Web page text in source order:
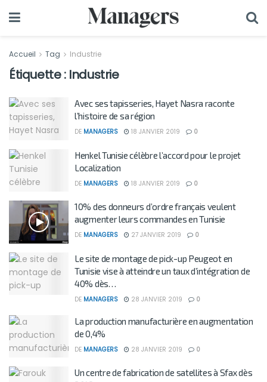
Accueil Tag Industrie
Étiquette : Industrie
Avec ses tapisseries, Hayet Nasra raconte
l’histoire de sa région
DE MANAGERS 18 JANVIER 2019 0
Henkel Tunisie célèbre l’accord pour le projet
Localization
DE MANAGERS 18 JANVIER 2019 0
10% des donneurs d’ordre français veulent
augmenter leurs commandes en Tunisie
DE MANAGERS 27 JANVIER 2019 0
Le site de montage de pick-up Peugeot en
Tunisie vise à atteindre un taux d’intégration de
40% dès…
DE MANAGERS 28 JANVIER 2019 0
La production manufacturière en augmentation
de 0,4%
DE MANAGERS 28 JANVIER 2019 0
Un centre de fabrication de satellites à Sfax dès